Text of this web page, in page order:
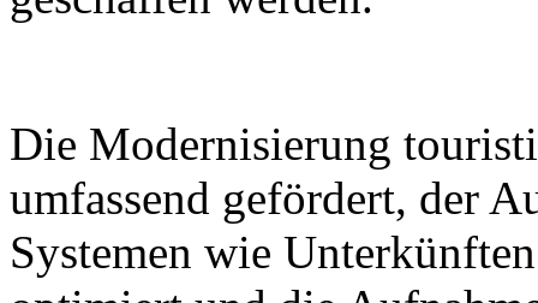
Die Modernisierung
umfassend gefördert, der
Systemen wie